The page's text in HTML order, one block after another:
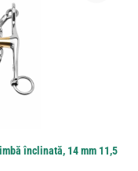
înclinată, 14 mm 11,5